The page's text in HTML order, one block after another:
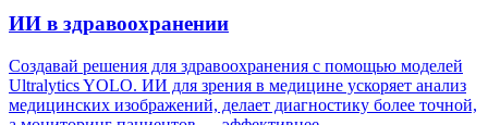
ИИ в здравоохранении
Создавай решения для здравоохранения с помощью моделей
Ultralytics YOLO. ИИ для зрения в медицине ускоряет анализ
медицинских изображений, делает диагностику более точной,